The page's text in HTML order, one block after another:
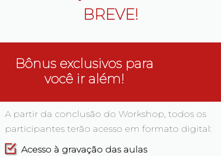
BREVE!
Bônus exclusivos para
você ir além!
A partir da conclusão do Workshop, todos os
participantes terão acesso em formato digital:
Acesso à gravação das aulas